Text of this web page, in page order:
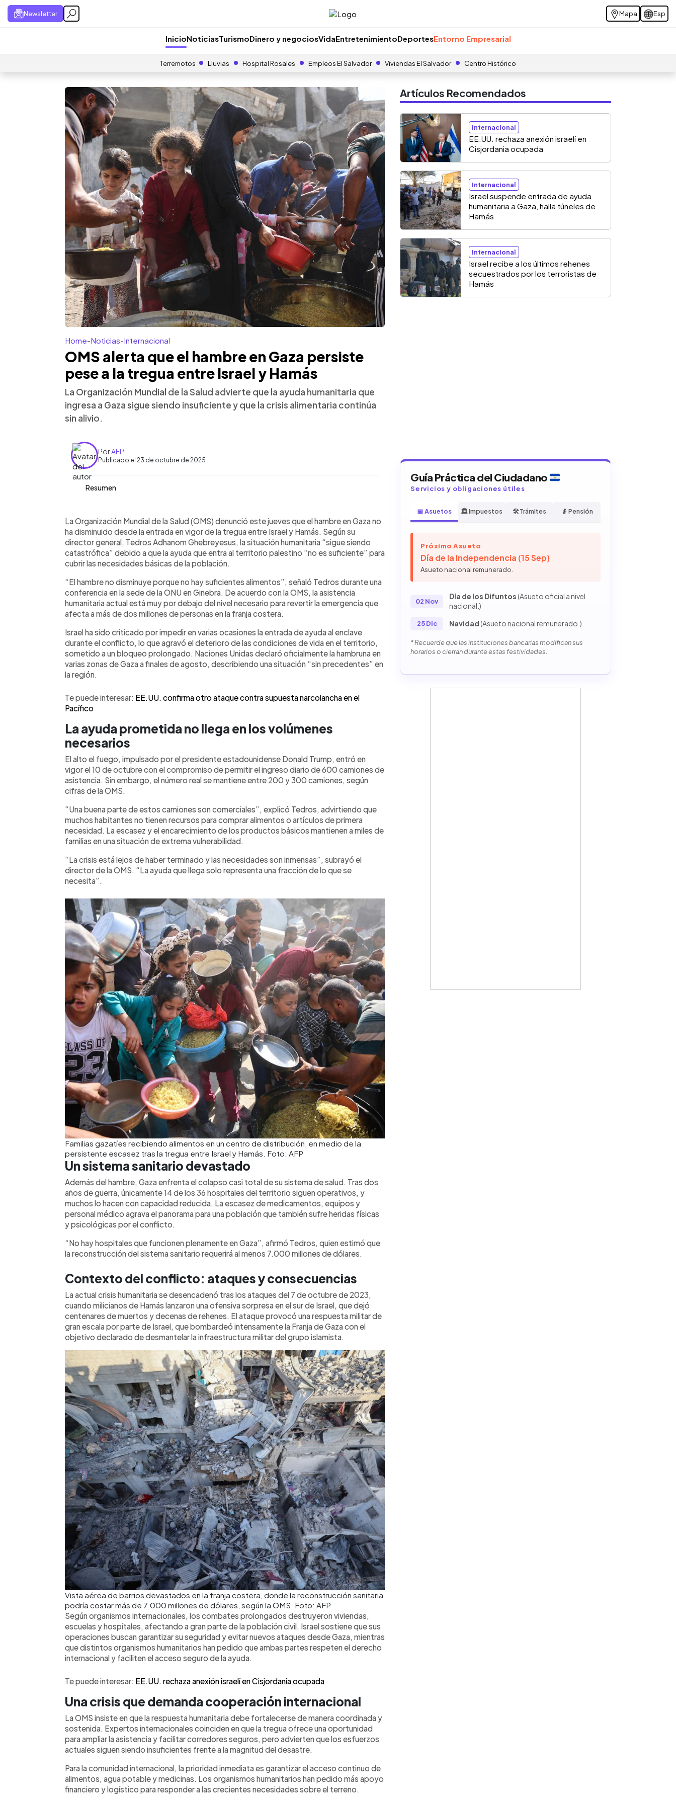
Newsletter Mapa Esp
InicioNoticiasTurismoDinero y negociosVidaEntretenimientoDeportesEntorno Empresarial
Terremotos Lluvias Hospital Rosales Empleos El Salvador Viviendas El Salvador Centro Histórico
Home-Noticias-Internacional
OMS alerta que el hambre en Gaza persiste
pese a la tregua entre Israel y Hamás
La Organización Mundial de la Salud advierte que la ayuda humanitaria que
ingresa a Gaza sigue siendo insuficiente y que la crisis alimentaria continúa
sin alivio.
PorAFP
Publicado el 23 de octubre de 2025
Resumen
► Escuchar artículo
La Organización Mundial de la Salud advirtió que el hambre en Gaza no ha
disminuido pese a la tregua entre Israel y Hamás, ya que la ayuda
humanitaria que ingresa es insuficiente. Según el director general Tedros
Adhanom Ghebreyesus, la situación sigue siendo “catastrófica” y el sistema
sanitario está devastado, con solo 14 de 36 hospitales operativos. La
2023 y la posterior ofensiva israelí. Aunque el alto el fuego permite cierta
asistencia, la OMS insiste en que la crisis requiere más cooperación
internacional sostenida.
La Organización Mundial de la Salud (OMS) denunció este jueves que el hambre en Gaza no
ha disminuido desde la entrada en vigor de la tregua entre Israel y Hamás. Según su
director general, Tedros Adhanom Ghebreyesus, la situación humanitaria “sigue siendo
catastrófica” debido a que la ayuda que entra al territorio palestino “no es suficiente” para
cubrir las necesidades básicas de la población.
“El hambre no disminuye porque no hay suficientes alimentos”, señaló Tedros durante una
conferencia en la sede de la ONU en Ginebra. De acuerdo con la OMS, la asistencia
humanitaria actual está muy por debajo del nivel necesario para revertir la emergencia que
afecta a más de dos millones de personas en la franja costera.
Israel ha sido criticado por impedir en varias ocasiones la entrada de ayuda al enclave
durante el conflicto, lo que agravó el deterioro de las condiciones de vida en el territorio,
sometido a un bloqueo prolongado. Naciones Unidas declaró oficialmente la hambruna en
varias zonas de Gaza a finales de agosto, describiendo una situación “sin precedentes” en
la región.
Te puede interesar: EE.UU. confirma otro ataque contra supuesta narcolancha en el
Pacífico
La ayuda prometida no llega en los volúmenes
necesarios
El alto el fuego, impulsado por el presidente estadounidense Donald Trump, entró en
vigor el 10 de octubre con el compromiso de permitir el ingreso diario de 600 camiones de
asistencia. Sin embargo, el número real se mantiene entre 200 y 300 camiones, según
cifras de la OMS.
“Una buena parte de estos camiones son comerciales”, explicó Tedros, advirtiendo que
muchos habitantes no tienen recursos para comprar alimentos o artículos de primera
necesidad. La escasez y el encarecimiento de los productos básicos mantienen a miles de
familias en una situación de extrema vulnerabilidad.
“La crisis está lejos de haber terminado y las necesidades son inmensas”, subrayó el
director de la OMS. “La ayuda que llega solo representa una fracción de lo que se
necesita”.
Familias gazatíes recibiendo alimentos en un centro de distribución, en medio de la
persistente escasez tras la tregua entre Israel y Hamás. Foto: AFP
Un sistema sanitario devastado
Además del hambre, Gaza enfrenta el colapso casi total de su sistema de salud. Tras dos
años de guerra, únicamente 14 de los 36 hospitales del territorio siguen operativos, y
muchos lo hacen con capacidad reducida. La escasez de medicamentos, equipos y
personal médico agrava el panorama para una población que también sufre heridas físicas
y psicológicas por el conflicto.
“No hay hospitales que funcionen plenamente en Gaza”, afirmó Tedros, quien estimó que
la reconstrucción del sistema sanitario requerirá al menos 7.000 millones de dólares.
Contexto del conflicto: ataques y consecuencias
La actual crisis humanitaria se desencadenó tras los ataques del 7 de octubre de 2023,
cuando milicianos de Hamás lanzaron una ofensiva sorpresa en el sur de Israel, que dejó
centenares de muertos y decenas de rehenes. El ataque provocó una respuesta militar de
gran escala por parte de Israel, que bombardeó intensamente la Franja de Gaza con el
objetivo declarado de desmantelar la infraestructura militar del grupo islamista.
Vista aérea de barrios devastados en la franja costera, donde la reconstrucción sanitaria
podría costar más de 7.000 millones de dólares, según la OMS. Foto: AFP
Según organismos internacionales, los combates prolongados destruyeron viviendas,
escuelas y hospitales, afectando a gran parte de la población civil. Israel sostiene que sus
operaciones buscan garantizar su seguridad y evitar nuevos ataques desde Gaza, mientras
que distintos organismos humanitarios han pedido que ambas partes respeten el derecho
internacional y faciliten el acceso seguro de la ayuda.
Te puede interesar: EE.UU. rechaza anexión israelí en Cisjordania ocupada
Una crisis que demanda cooperación internacional
La OMS insiste en que la respuesta humanitaria debe fortalecerse de manera coordinada y
sostenida. Expertos internacionales coinciden en que la tregua ofrece una oportunidad
para ampliar la asistencia y facilitar corredores seguros, pero advierten que los esfuerzos
actuales siguen siendo insuficientes frente a la magnitud del desastre.
Para la comunidad internacional, la prioridad inmediata es garantizar el acceso continuo de
alimentos, agua potable y medicinas. Los organismos humanitarios han pedido más apoyo
financiero y logístico para responder a las crecientes necesidades sobre el terreno.
Artículos Recomendados
Internacional
EE.UU. rechaza anexión israelí en
Cisjordania ocupada
Internacional
Israel suspende entrada de ayuda
humanitaria a Gaza, halla túneles de
Hamás
Internacional
Israel recibe a los últimos rehenes
secuestrados por los terroristas de
Hamás
Guía Práctica del Ciudadano
Servicios y obligaciones útiles
📅 Asuetos 🏛️ Impuestos 🛠️ Trámites 👴 Pensión
Próximo Asueto
Día de la Independencia (15 Sep)
Asueto nacional remunerado.
02 Nov
Día de los Difuntos(Asueto oficial a nivel
nacional.)
25 Dic Navidad(Asueto nacional remunerado.)
* Recuerde que las instituciones bancarias modifican sus
horarios o cierran durante estas festividades.